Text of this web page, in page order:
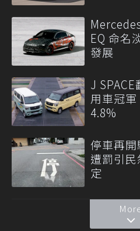
EQ 命名
發展
J
用車冠
4.8%
停車再開
遭罰引
定